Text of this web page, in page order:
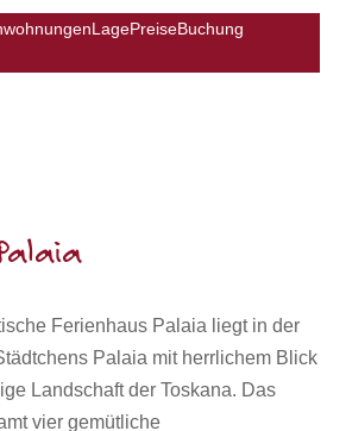
LagePreiseBuchung
Ferienhaus Palaia liegt in der
Palaia mit herrlichem Blick
Landschaft der Toskana. Das
vier gemütliche